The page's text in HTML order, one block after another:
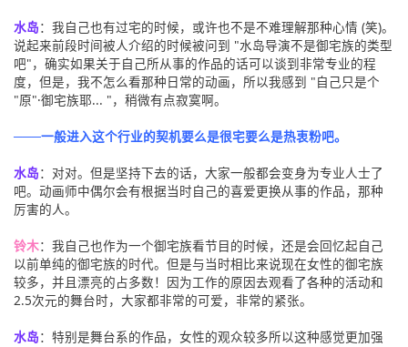
水岛：我自己也有过宅的时候，或许也不是不难理解那种心情 (笑)。
说起来前段时间被人介绍的时候被问到 "水岛导演不是御宅族的类型
吧"，确实如果关于自己所从事的作品的话可以谈到非常专业的程
度，但是，我不怎么看那种日常的动画，所以我感到 "自己只是个
"原"·御宅族耶... "，稍微有点寂寞啊。
───一般进入这个行业的契机要么是很宅要么是热衷粉吧。
水岛：对对。但是坚持下去的话，大家一般都会变身为专业人士了
吧。动画师中偶尔会有根据当时自己的喜爱更换从事的作品，那种
厉害的人。
铃木：我自己也作为一个御宅族看节目的时候，还是会回忆起自己
以前单纯的御宅族的时代。但是与当时相比来说现在女性的御宅族
较多，并且漂亮的占多数！因为工作的原因去观看了各种的活动和
2.5次元的舞台时，大家都非常的可爱，非常的紧张。
水岛：特别是舞台系的作品，女性的观众较多所以这种感觉更加强